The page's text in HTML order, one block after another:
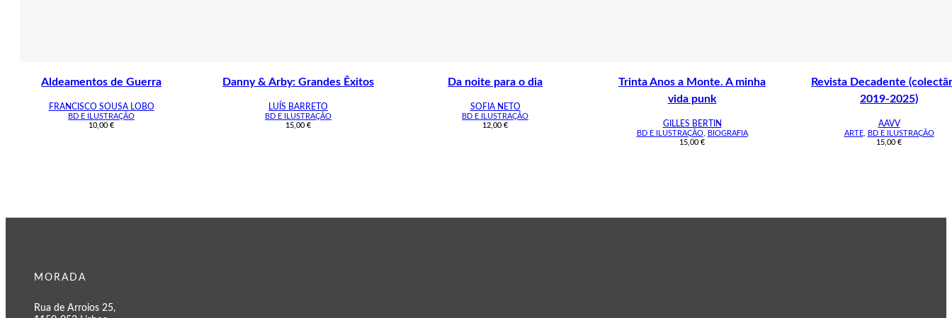
Aldeamentos de Guerra
FRANCISCO SOUSA LOBO
BD E ILUSTRAÇÃO
10,00 €
Danny & Arby: Grandes Êxitos
LUÍS BARRETO
BD E ILUSTRAÇÃO
15,00 €
Da noite para o dia
SOFIA NETO
BD E ILUSTRAÇÃO
12,00 €
Trinta Anos a Monte. A minha
vida punk
GILLES BERTIN
BD E ILUSTRAÇÃO,
BIOGRAFIA
15,00 €
Revista Decadente
2019-2025)
AAVV
ARTE,
BD E ILUSTRAÇÃO
15,00 €
MORADA
Rua de Arroios 25,